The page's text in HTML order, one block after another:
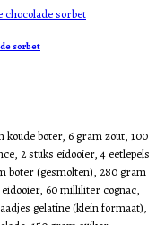
sorbet
boter, 6 gram zout, 100
2 stuks eidooier, 4 eetlepels
boter (gesmolten), 280 gram
60 milliliter cognac,
gelatine (klein formaat),